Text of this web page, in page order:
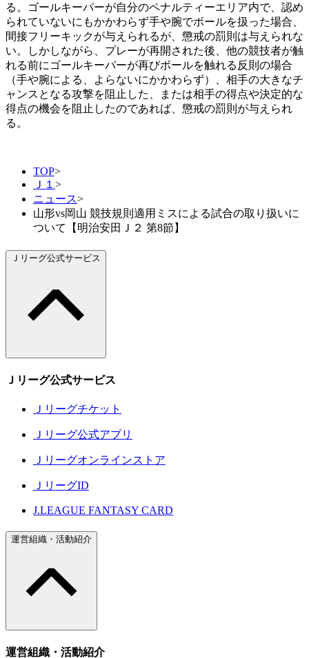
る。ゴールキーパーが自分のペナルティーエリア内で、認め
られていないにもかかわらず手や腕でボールを扱った場合、
間接フリーキックが与えられるが、懲戒の罰則は与えられな
い。しかしながら、プレーが再開された後、他の競技者が触
れる前にゴールキーパーが再びボールを触れる反則の場合
（手や腕による、よらないにかかわらず）、相手の大きなチ
ャンスとなる攻撃を阻止した、または相手の得点や決定的な
得点の機会を阻止したのであれば、懲戒の罰則が与えられ
る。
TOP>
Ｊ１ >
ニュース>
山形vs岡山 競技規則適用ミスによる試合の取り扱いに
ついて【明治安田Ｊ２ 第8節】
Ｊリーグ公式サービス
Ｊリーグ公式サービス
Ｊリーグチケット
Ｊリーグ公式アプリ
Ｊリーグオンラインストア
ＪリーグID
J.LEAGUE FANTASY CARD
運営組織・活動紹介
運営組織・活動紹介